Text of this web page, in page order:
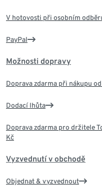
V hotovosti při osobním
PayPal
Možnosti dopravy
Doprava zdarma při nákupu
Dodací lhůta
Doprava zdarma pro držitele
Kč
Vyzvednutí v obchodě
Objednat & vyzvednout